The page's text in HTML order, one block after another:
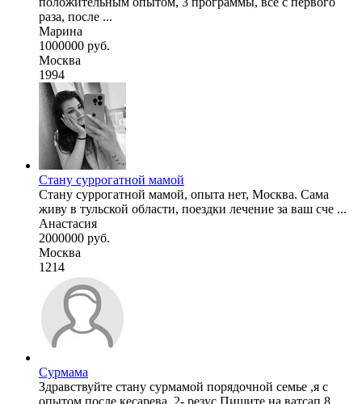
раза, после ...
Марина
1000000 руб.
Москва
1994
Стану суррогатной мамой
Стану суррогатной мамой, опыта нет, Москва. Сама
живу в тульской области, поездки лечение за ваш сче ...
Анастасия
2000000 руб.
Москва
1214
Сурмама
Здравствуйте стану сурмамой порядочной семье ,я с
опытом после кесарева, 2- резус.Пишите на ватсап 8 ...